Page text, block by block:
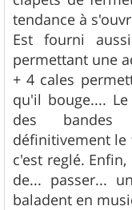
tendance à
Est fourni
permettant une
+ 4 cales
qu'il bouge....
des bandes
définitivement le
c'est reglé.
de... passer...
baladent en